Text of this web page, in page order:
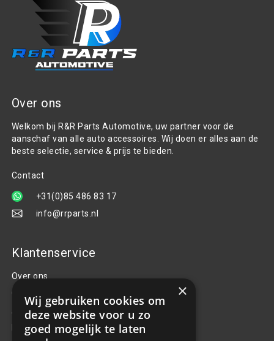
Over ons
Welkom bij R&R Parts Automotive, uw partner voor de
aanschaf van alle auto accessoires. Wij doen er alles aan de
beste selectie, service & prijs te bieden.
Contact
+31(0)85 486 83 17
info@rrparts.nl
Klantenservice
Over ons
Contact
Algemene voorwaarden
Privacy Policy
×
Wij gebruiken cookies om
deze website voor u zo
goed mogelijk te laten